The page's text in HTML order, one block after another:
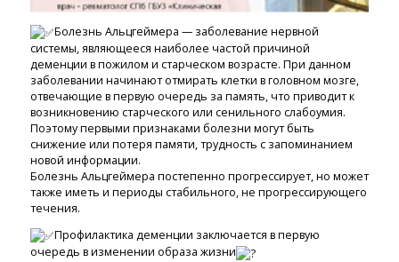
Болезнь Альцгеймера — заболевание нервной
системы, являющееся наиболее частой причиной
деменции в пожилом и старческом возрасте. При данном
заболевании начинают отмирать клетки в головном мозге,
отвечающие в первую очередь за память, что приводит к
возникновению старческого или сенильного слабоумия.
Поэтому первыми признаками болезни могут быть
снижение или потеря памяти, трудность с запоминанием
новой информации.
Болезнь Альцгеймера постепенно прогрессирует, но может
также иметь и периоды стабильного, не прогрессирующего
течения.
Профилактика деменции заключается в первую
очередь в изменении образа жизни